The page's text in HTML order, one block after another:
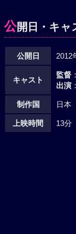
公開日・キャ
公開日 2012
キャスト
監督：
出演：
制作国 日本
上映時間 13分